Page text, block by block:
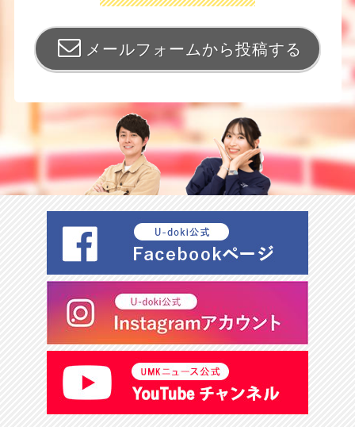
メールフォームから投稿する